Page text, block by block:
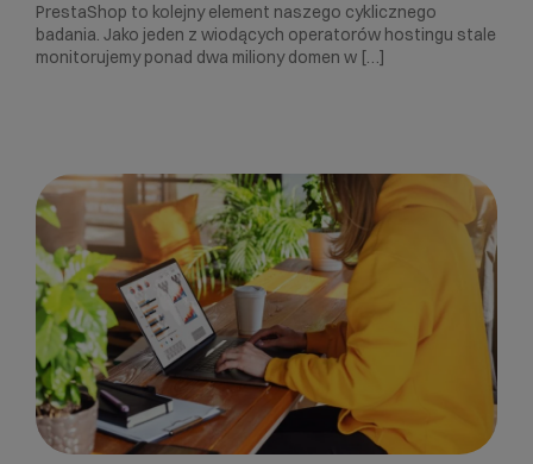
PrestaShop to kolejny element naszego cyklicznego
badania. Jako jeden z wiodących operatorów hostingu stale
monitorujemy ponad dwa miliony domen w […]